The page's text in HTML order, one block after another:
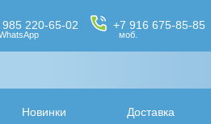
985 220-65-02 +7 916 675-85-85
моб.
Новинки Доставка